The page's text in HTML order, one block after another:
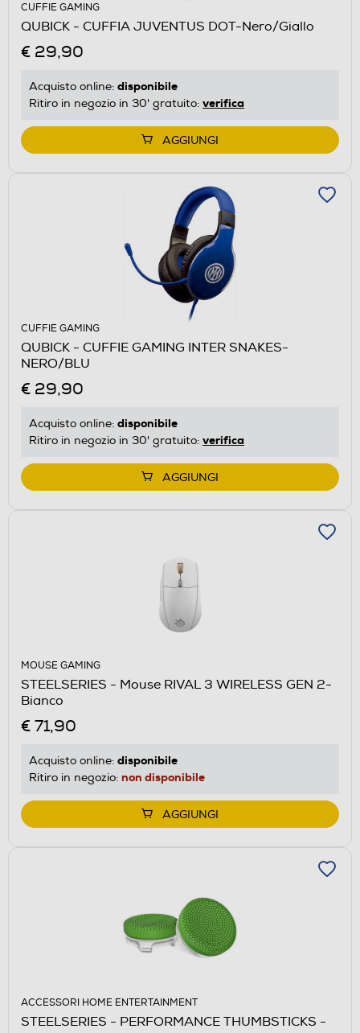
CUFFIE GAMING
QUBICK - CUFFIA JUVENTUS DOT-Nero/Giallo
€ 29,90
Acquisto online: disponibile
Ritiro in negozio in 30' gratuito: verifica
AGGIUNGI
CUFFIE GAMING
QUBICK - CUFFIE GAMING INTER SNAKES-
NERO/BLU
€ 29,90
Acquisto online: disponibile
Ritiro in negozio in 30' gratuito: verifica
AGGIUNGI
MOUSE GAMING
STEELSERIES - Mouse RIVAL 3 WIRELESS GEN 2-
Bianco
€ 71,90
Acquisto online: disponibile
Ritiro in negozio: non disponibile
AGGIUNGI
ACCESSORI HOME ENTERTAINMENT
STEELSERIES - PERFORMANCE THUMBSTICKS -